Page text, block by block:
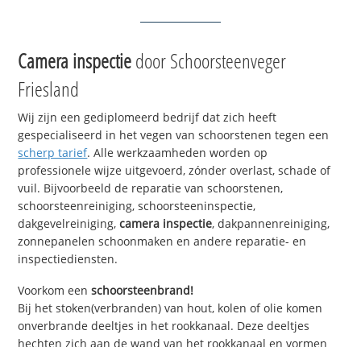
Camera inspectiedoor Schoorsteenveger
Friesland
Wij zijn een gediplomeerd bedrijf dat zich heeft
gespecialiseerd in het vegen van schoorstenen tegen een
scherp tarief. Alle werkzaamheden worden op
professionele wijze uitgevoerd, zónder overlast, schade of
vuil. Bijvoorbeeld de reparatie van schoorstenen,
schoorsteenreiniging, schoorsteeninspectie,
dakgevelreiniging,camera inspectie, dakpannenreiniging,
zonnepanelen schoonmaken en andere reparatie- en
inspectiediensten.
Voorkom eenschoorsteenbrand!
Bij het stoken(verbranden) van hout, kolen of olie komen
onverbrande deeltjes in het rookkanaal. Deze deeltjes
hechten zich aan de wand van het rookkanaal en vormen